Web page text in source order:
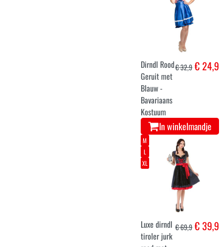
Dirndl Rood
Geruit met
Blauw -
Bavariaans
Kostuum
€ 32,9€ 24,9
In winkelmandje
M
L
XL
Luxe dirndl
tiroler jurk
€ 69,9€ 39,9